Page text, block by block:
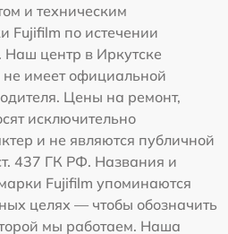
и техническим
Fujifilm по истечении
Наш центр в Иркутске
не имеет официальной
Цены на ремонт,
исключительно
и не являются публичной
437 ГК РФ. Названия и
Fujifilm упоминаются
целях — чтобы обозначить
мы работаем. Наша